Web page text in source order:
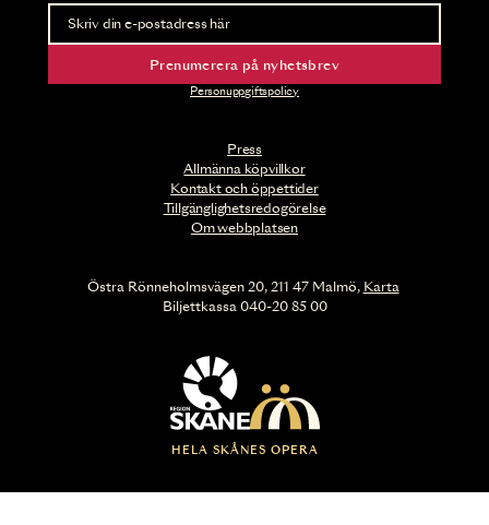
Press
Allmänna köpvillkor
Kontakt och öppettider
Tillgänglighetsredogörelse
Om webbplatsen
Nyhetsbrev
Ta del av förhandsinformation och biljettsläpp.
Prenumerera på nyhetsbrev
Personuppgiftspolicy
HELA SKÅNES OPERA
Östra Rönneholmsvägen 20, 211 47 Malmö, Karta
Biljettkassa 040-20 85 00